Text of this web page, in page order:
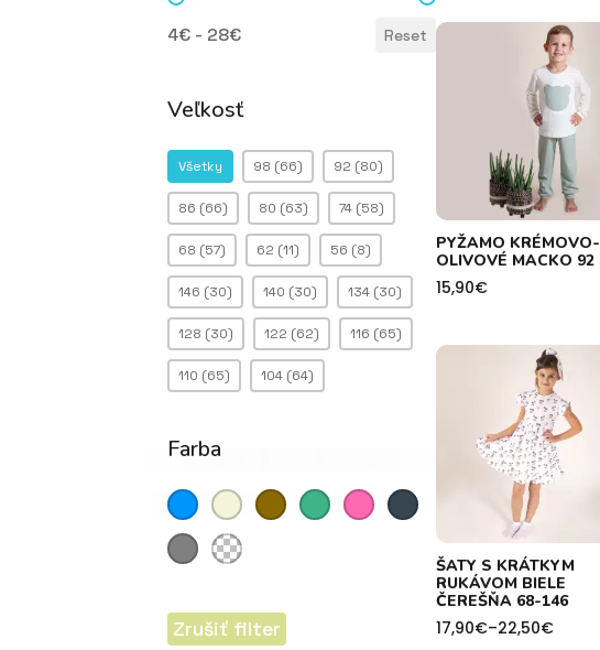
4€ - 28€ Reset
Veľkosť
Veľkosť
Všetky 98 (66) 92 (80)
86 (66) 80 (63) 74 (58)
68 (57) 62 (11) 56 (8)
146 (30) 140 (30) 134 (30)
128 (30) 122 (62) 116 (65)
110 (65) 104 (64)
Farba
Farba
Modrá (2)
Béžová
Sivá (1)
Svetlo ružová (1)
Zrušiť filter
PYŽAMO KRÉMOVO-
OLIVOVÉ MACKO 92
15,90€
ŠATY S KRÁTKYM
RUKÁVOM BIELE
ČEREŠŇA 68-146
17,90€–22,50€
Price